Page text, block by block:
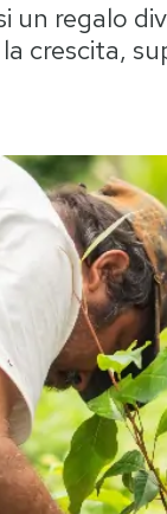
un regalo
crescita,